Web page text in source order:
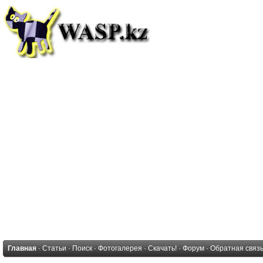
Главная · Статьи · Поиск · Фотогалерея · Скачать! · Форум · Обратная связь